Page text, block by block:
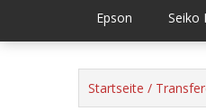
Epson Seiko
Startseite /